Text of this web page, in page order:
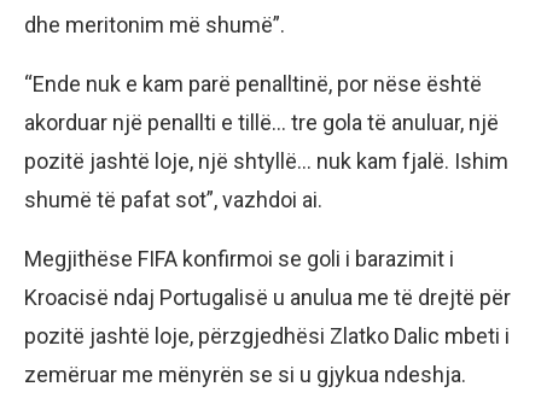
dhe meritonim më shumë”.
“Ende nuk e kam parë penalltinë, por nëse është
akorduar një penallti e tillë… tre gola të anuluar, një
pozitë jashtë loje, një shtyllë… nuk kam fjalë. Ishim
shumë të pafat sot”, vazhdoi ai.
Megjithëse FIFA konfirmoi se goli i barazimit i
Kroacisë ndaj Portugalisë u anulua me të drejtë për
pozitë jashtë loje, përzgjedhësi Zlatko Dalic mbeti i
zemëruar me mënyrën se si u gjykua ndeshja.